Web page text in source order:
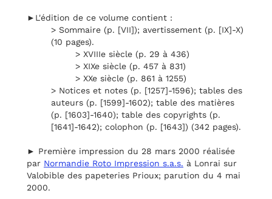
►L'édition de ce volume contient :
> Sommaire (p. [VII]); avertissement (p. [IX]-X)
(10 pages).
> XVIIIe siècle (p. 29 à 436)
> XIXe siècle (p. 457 à 831)
> XXe siècle (p. 861 à 1255)
> Notices et notes (p. [1257]-1596); tables des
auteurs (p. [1599]-1602); table des matières
(p. [1603]-1640); table des copyrights (p.
[1641]-1642); colophon (p. [1643]) (342 pages).
► Première impression du 28 mars 2000 réalisée
par Normandie Roto Impression s.a.s. à Lonrai sur
Valobible des papeteries Prioux; parution du 4 mai
2000.